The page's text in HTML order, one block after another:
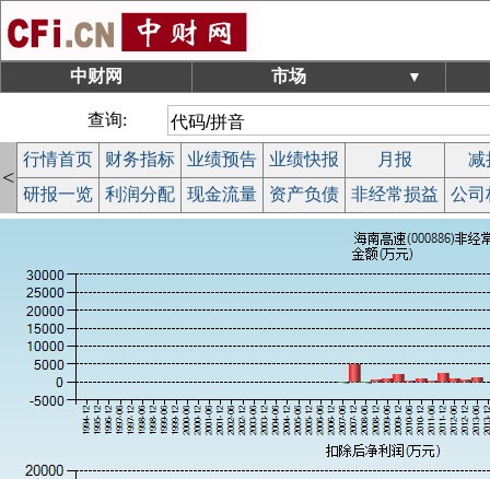
中财网 市场 ▼
查询:
<
行情首页 财务指标 业绩预告 业绩快报 月报
减
研报一览
利润分配 现金流量 资产负债 非经常损益 公司